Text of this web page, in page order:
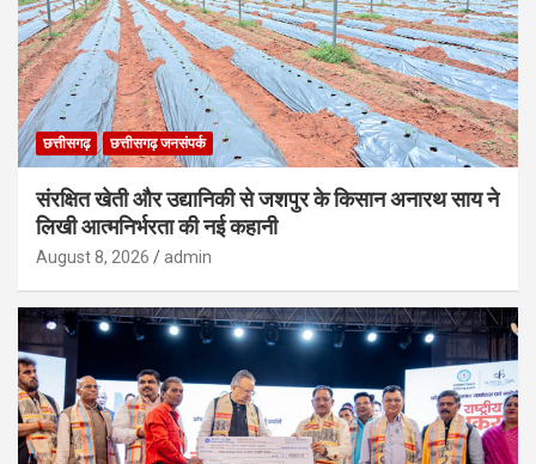
छत्तीसगढ़ छत्तीसगढ़ जनसंपर्क
संरक्षित खेती और उद्यानिकी से जशपुर के किसान अनारथ साय ने
लिखी आत्मनिर्भरता की नई कहानी
August 8, 2026 admin